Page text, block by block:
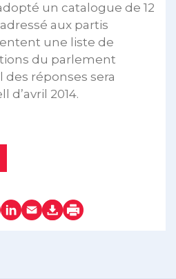
un catalogue de 12
aux partis
une liste de
du parlement
réponses sera
d’avril 2014.